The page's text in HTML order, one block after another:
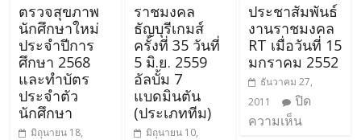
ตรวจสุขภาพ
นักศึกษาใหม่
ประจำปีการ
ศึกษา 2568
และทำบัตร
ประจำตัว
นักศึกษา
มิถุนายน 18,
ราชมงคล
ธัญบุรีเกมส์
ครั้งที่ 35 วันที่
5 มิ.ย. 2559
อัลบั้ม 7
แบดมินตัน
(ประเภททีม)
มิถุนายน 10,
ประชาสัมพันธ์
งานราชมงคล
RT เมื่อวันที่ 15
มกราคม 2552
ธันวาคม 27,
2011
ปิด
ความเห็น